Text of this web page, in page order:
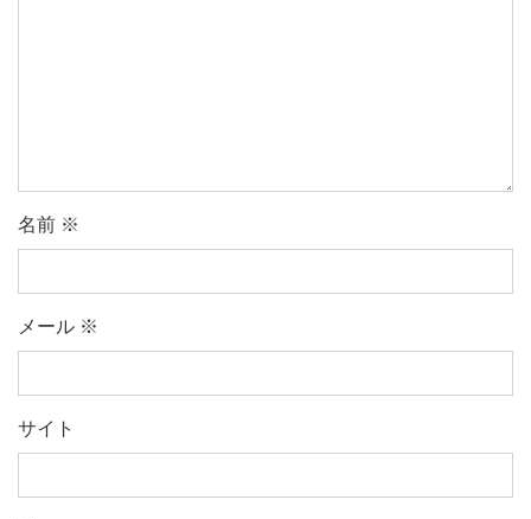
名前 ※
メール ※
サイト